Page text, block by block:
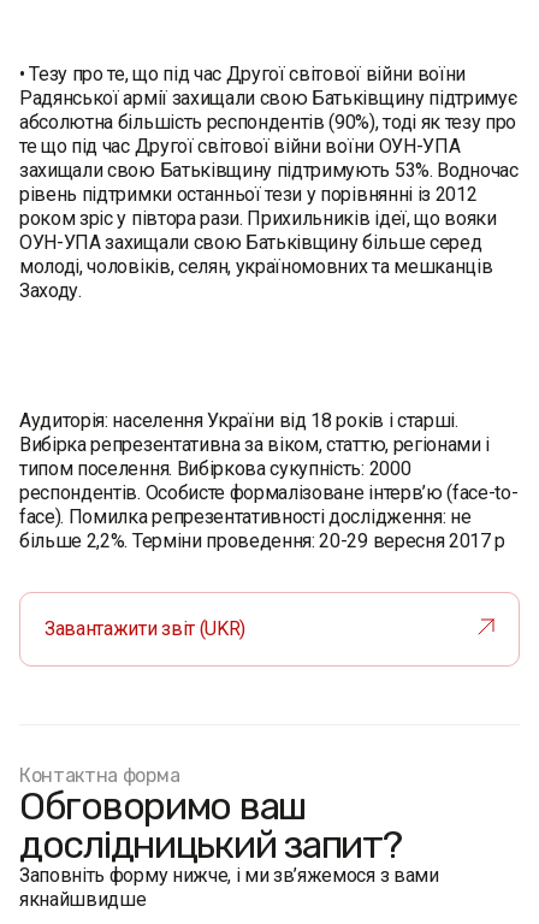
• Тезу про те, що під час Другої світової війни воїни
Радянської армії захищали свою Батьківщину підтримує
абсолютна більшість респондентів (90%), тоді як тезу про
те що під час Другої світової війни воїни ОУН-УПА
захищали свою Батьківщину підтримують 53%. Водночас
рівень підтримки останньої тези у порівнянні із 2012
роком зріс у півтора рази. Прихильників ідеї, що вояки
ОУН-УПА захищали свою Батьківщину більше серед
молоді, чоловіків, селян, україномовних та мешканців
Заходу.
Аудиторія: населення України від 18 років і старші.
Вибірка репрезентативна за віком, статтю, регіонами і
типом поселення. Вибіркова сукупність: 2000
респондентів. Особисте формалізоване інтерв’ю (face-to-
face). Помилка репрезентативності дослідження: не
більше 2,2%. Терміни проведення: 20-29 вересня 2017 р
Завантажити звіт (UKR)
Контактна форма
Обговоримо ваш
дослідницький запит?
Заповніть форму нижче, і ми зв’яжемося з вами
якнайшвидше